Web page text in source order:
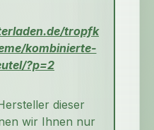
tropfk
kombinierte-
?p=2
dieser
wir Ihnen nur